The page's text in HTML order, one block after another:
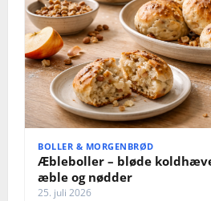
BOLLER & MORGENBRØD
Æbleboller – bløde
æble og nødder
25. juli 2026